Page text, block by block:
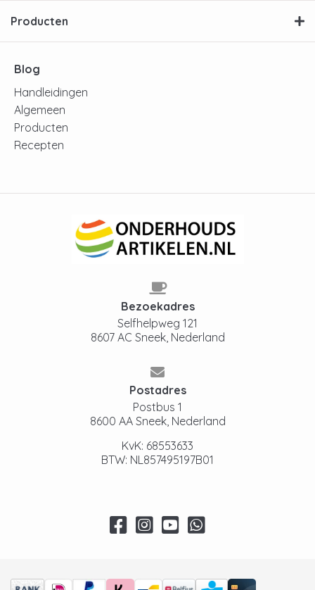
Producten
Blog
Handleidingen
Algemeen
Producten
Recepten
Bezoekadres
Selfhelpweg 121
8607 AC Sneek, Nederland
Postadres
Postbus 1
8600 AA Sneek, Nederland
KvK: 68553633
BTW: NL857495197B01